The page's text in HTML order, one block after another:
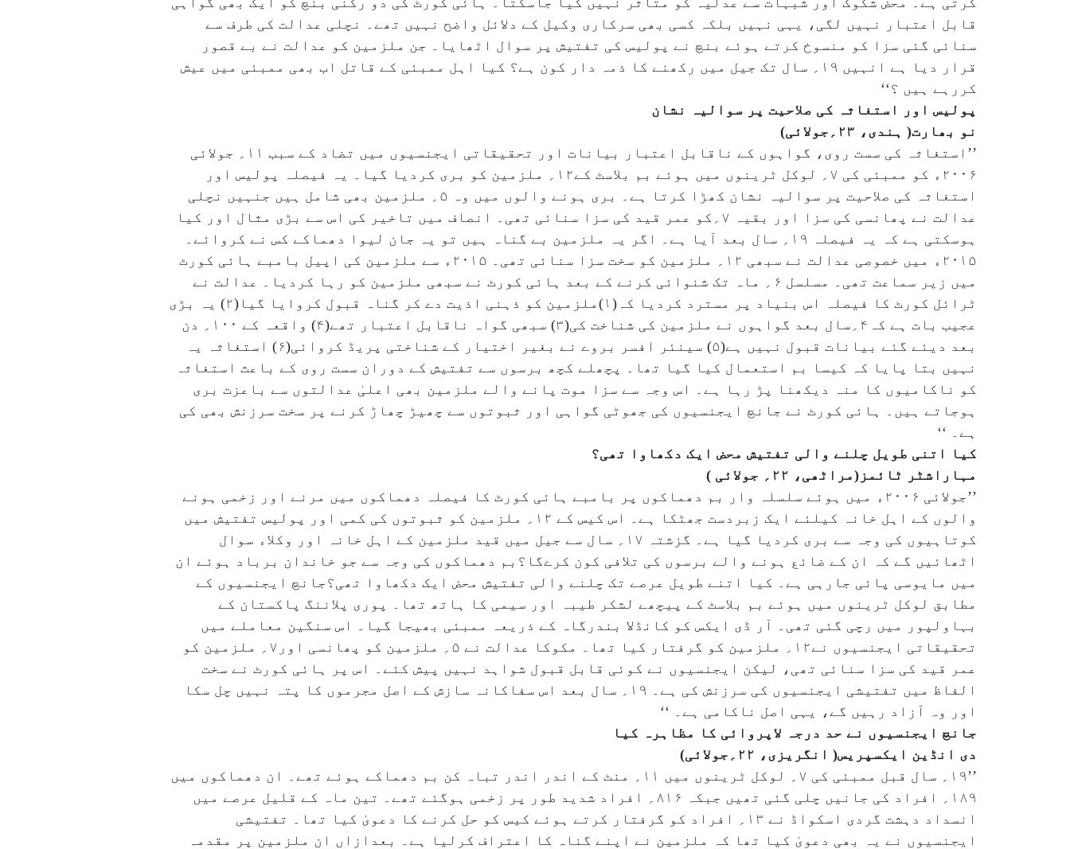
قابل اعتبار نہیں لگی، یہی نہیں بلکہ کسی بھی سرکاری وکیل کے دلائل واضح نہیں تھے۔ نچلی عدالت کی طرف سے
سنائی گئی سزا کو منسوخ کرتے ہوئے بنچ نے پولیس کی تفتیش پر سوال اٹھایا۔ جن ملزمین کو عدالت نے بے قصور
قرار دیا ہے انہیں ۱۹؍ سال تک جیل میں رکھنے کا ذمہ دار کون ہے؟ کیا اہل ممبئی کے قاتل اب بھی ممبئی میں عیش
کررہے ہیں ؟‘‘
پولیس اور استغاثہ کی صلاحیت پر سوالیہ نشان
نو بھارت( ہندی، ۲۳؍جولائی)
’’استغاثہ کی سست روی، گواہوں کے ناقابل اعتبار بیانات اور تحقیقاتی ایجنسیوں میں تضاد کے سبب ۱۱؍ جولائی
۲۰۰۶ء کو ممبئی کی ۷؍ لوکل ٹرینوں میں ہوئے بم بلاسٹ کے۱۲؍ ملزمین کو بری کردیا گیا۔ یہ فیصلہ پولیس اور
استغاثہ کی صلاحیت پر سوالیہ نشان کھڑا کرتا ہے۔ بری ہونے والوں میں وہ ۵؍ ملزمین بھی شامل ہیں جنہیں نچلی
عدالت نے پھانسی کی سزا اور بقیہ ۷؍کو عمر قید کی سزا سنائی تھی۔ انصاف میں تاخیر کی اس سے بڑی مثال اور کیا
ہوسکتی ہے کہ یہ فیصلہ ۱۹؍ سال بعد آیا ہے۔ اگر یہ ملزمین بے گناہ ہیں تو یہ جان لیوا دھماکے کس نے کروائے۔
۲۰۱۵ء میں خصوصی عدالت نے سبھی ۱۲؍ ملزمین کو سخت سزا سنائی تھی۔ ۲۰۱۵ء سے ملزمین کی اپیل بامبے ہائی کورٹ
میں زیر سماعت تھی۔ مسلسل ۶؍ ماہ تک شنوائی کرنے کے بعد ہائی کورٹ نے سبھی ملزمین کو رہا کردیا۔ عدالت نے
ٹرائل کورٹ کا فیصلہ اس بنیاد پر مسترد کردیا کہ(۱)ملزمین کو ذہنی اذیت دے کر گناہ قبول کروایا گیا(۲) یہ بڑی
عجیب بات ہے کہ۴؍سال بعد گواہوں نے ملزمین کی شناخت کی(۳) سبھی گواہ ناقابل اعتبار تھے(۴) واقعہ کے ۱۰۰؍ دن
بعد دیئے گئے بیانات قبول نہیں ہے(۵) سینئر افسر بروے نے بغیر اختیار کے شناختی پریڈ کروائی(۶) استغاثہ یہ
نہیں بتا پایا کہ کیسا بم استعمال کیا گیا تھا۔ پچھلے کچھ برسوں سے تفتیش کے دوران سست روی کے باعث استغاثہ
کو ناکامیوں کا منہ دیکھنا پڑ رہا ہے۔ اس وجہ سے سزا موت پانے والے ملزمین بھی اعلیٰ عدالتوں سے باعزت بری
ہوجاتے ہیں۔ ہائی کورٹ نے جانچ ایجنسیوں کی جھوٹی گواہی اور ثبوتوں سے چھیڑ چھاڑ کرنے پر سخت سرزنش بھی کی
ہے۔ ‘‘
کیا اتنی طویل چلنے والی تفتیش محض ایک دکھاوا تھی؟
مہاراشٹر ٹائمز(مراٹھی، ۲۲؍ جولائی )
’’جولائی ۲۰۰۶ء میں ہوئے سلسلہ وار بم دھماکوں پر بامبے ہائی کورٹ کا فیصلہ دھماکوں میں مرنے اور زخمی ہونے
والوں کے اہل خانہ کیلئے ایک زبردست جھٹکا ہے۔ اس کیس کے ۱۲؍ ملزمین کو ثبوتوں کی کمی اور پولیس تفتیش میں
کوتاہیوں کی وجہ سے بری کردیا گیا ہے۔ گزشتہ ۱۷؍ سال سے جیل میں قید ملزمین کے اہل خانہ اور وکلاء سوال
اٹھائیں گے کہ ان کے ضائع ہونے والے برسوں کی تلافی کون کرےگا؟بم دھماکوں کی وجہ سے جو خاندان برباد ہوئے ان
میں مایوسی پائی جارہی ہے۔ کیا اتنے طویل عرصے تک چلنے والی تفتیش محض ایک دکھاوا تھی؟جانچ ایجنسیوں کے
مطابق لوکل ٹرینوں میں ہوئے بم بلاسٹ کے پیچھے لشکر طیبہ اور سیمی کا ہاتھ تھا۔ پوری پلاننگ پاکستان کے
بہاولپور میں رچی گئی تھی۔ آر ڈی ایکس کو کانڈلا بندرگاہ کے ذریعہ ممبئی بھیجا گیا۔ اس سنگین معاملے میں
تحقیقاتی ایجنسیوں نے۱۲؍ ملزمین کو گرفتار کیا تھا۔ مکوکا عدالت نے ۵؍ ملزمین کو پھانسی اور۷؍ ملزمین کو
عمر قید کی سزا سنائی تھی، لیکن ایجنسیوں نے کوئی قابل قبول شواہد نہیں پیش کئے۔ اس پر ہائی کورٹ نے سخت
الفاظ میں تفتیشی ایجنسیوں کی سرزنش کی ہے۔ ۱۹؍ سال بعد اس سفاکانہ سازش کے اصل مجرموں کا پتہ نہیں چل سکا
اور وہ آزاد رہیں گے، یہی اصل ناکامی ہے۔ ‘‘
جانچ ایجنسیوں نے حد درجہ لاپروائی کا مظاہرہ کیا
دی انڈین ایکسپریس( انگریزی، ۲۲؍جولائی)
’’۱۹؍ سال قبل ممبئی کی ۷؍ لوکل ٹرینوں میں ۱۱؍ منٹ کے اندر اندر تباہ کن بم دھماکے ہوئے تھے۔ ان دھماکوں میں
۱۸۹؍ افراد کی جانیں چلی گئی تھیں جبکہ ۸۱۶؍ افراد شدید طور پر زخمی ہوگئے تھے۔ تین ماہ کے قلیل عرصے میں
انسداد دہشت گردی اسکواڈ نے ۱۳؍ افراد کو گرفتار کرتے ہوئے کیس کو حل کرنے کا دعویٰ کیا تھا۔ تفتیشی
ایجنسیوں نے یہ بھی دعویٰ کیا تھا کہ ملزمین نے اپنے گناہ کا اعتراف کرلیا ہے۔ بعدازاں ان ملزمین پر مقدمہ